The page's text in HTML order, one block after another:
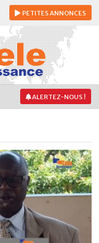
PETITESANNONCES
ALERTEZ-NOUS !